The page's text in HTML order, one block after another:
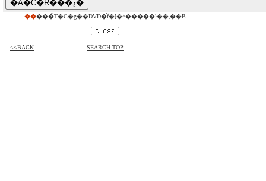
�� ���̃T�C�g��DVD�̂݃f�[�^�����ł��܂��B
<<BACK SEARCH TOP